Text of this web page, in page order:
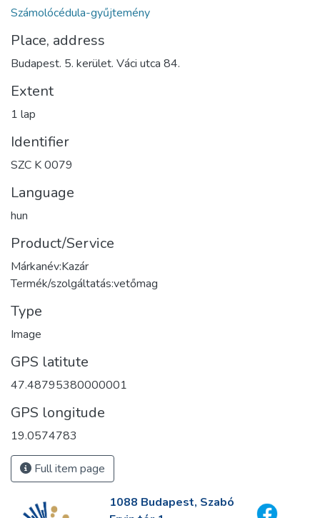
Számolócédula-gyűjtemény
Place, address
Budapest. 5. kerület. Váci utca 84.
Extent
1 lap
Identifier
SZC K 0079
Language
hun
Product/Service
Márkanév:Kazár
Termék/szolgáltatás:vetőmag
Type
Image
GPS latitute
47.48795380000001
GPS longitude
19.0574783
Full item page
1088 Budapest, Szabó